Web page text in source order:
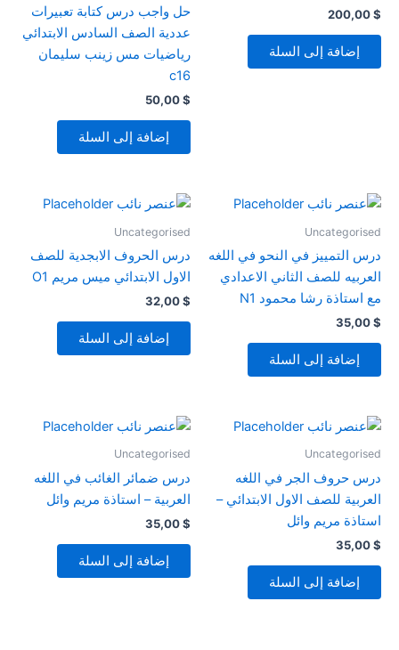
200,00$
إضافة إلى السلة
حل واجب درس كتابة تعبيرات
عددية الصف السادس الابتدائي
رياضيات مس زينب سليمان
c16
50,00$
إضافة إلى السلة
Uncategorised
درس التمييز في النحو في اللغه
العربيه للصف الثاني الاعدادي
مع استاذة رشا محمود N1
35,00$
إضافة إلى السلة
Uncategorised
درس الحروف الابجدية للصف
الاول الابتدائي ميس مريم O1
32,00$
إضافة إلى السلة
Uncategorised
درس حروف الجر في اللغه
العربية للصف الاول الابتدائي –
استاذة مريم وائل
35,00$
إضافة إلى السلة
Uncategorised
درس ضمائر الغائب في اللغه
العربية – استاذة مريم وائل
35,00$
إضافة إلى السلة